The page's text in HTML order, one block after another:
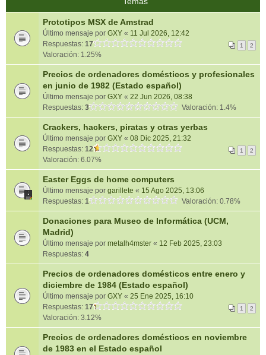
Prototipos MSX de Amstrad
Último mensaje por GXY « 11 Jul 2026, 12:42
Respuestas: 17 1 2
Valoración: 1.25%
Precios de ordenadores domésticos y profesionales
en junio de 1982 (Estado español)
Último mensaje por GXY « 22 Jun 2026, 08:38
Respuestas: 3 Valoración: 1.4%
Crackers, hackers, piratas y otras yerbas
Último mensaje por GXY « 08 Dic 2025, 21:32
Respuestas: 12 1 2
Valoración: 6.07%
Easter Eggs de home computers
Último mensaje por garillete « 15 Ago 2025, 13:06
Respuestas: 1 Valoración: 0.78%
Donaciones para Museo de Informática (UCM,
Madrid)
Último mensaje por metalh4mster « 12 Feb 2025, 23:03
Respuestas: 4
Precios de ordenadores domésticos entre enero y
diciembre de 1984 (Estado español)
Último mensaje por GXY « 25 Ene 2025, 16:10
Respuestas: 17 1 2
Valoración: 3.12%
Precios de ordenadores domésticos en noviembre
de 1983 en el Estado español